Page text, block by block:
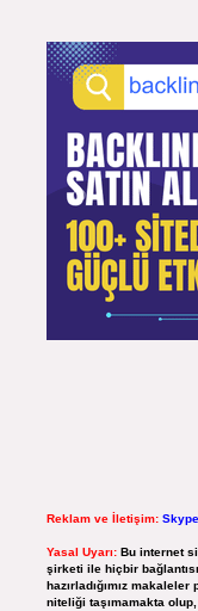
Reklam ve İletişim:
Yasal Uyarı: Bu internet
şirketi ile hiçbir
hazırladığımız
niteliği taşımamakta